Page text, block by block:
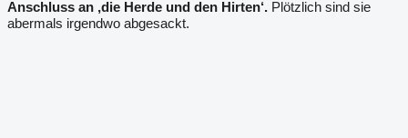
Anschluss an ,die Herde und den Hirten‘. Plötzlich sind sie
abermals irgendwo abgesackt.